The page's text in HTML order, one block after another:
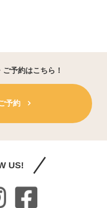
予約はこちら！
予約
US!